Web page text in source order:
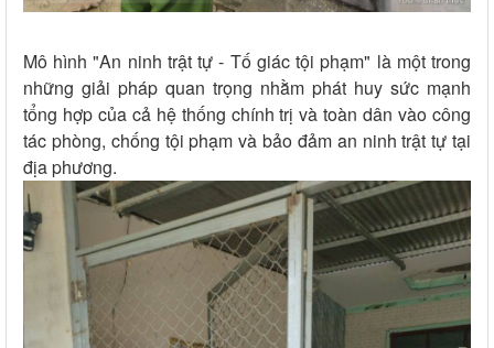
Mô hình "An ninh trật tự - Tố giác tội phạm" là một trong
những giải pháp quan trọng nhằm phát huy sức mạnh
tổng hợp của cả hệ thống chính trị và toàn dân vào công
tác phòng, chống tội phạm và bảo đảm an ninh trật tự tại
địa phương.